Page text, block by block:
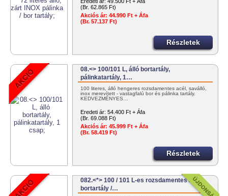
(Br. 62.865 Ft)
Akciós ár: 44.990 Ft + Áfa
(Br. 57.137 Ft)
Részletek
08.<> 100/101 L, álló bortartály,
pálinkatartály, 1…
100 literes, álló hengeres rozsdamentes acél, saválló,
inox merevített - vastagfalú bor és pálinka tartály.
KEDVEZMÉNYES…
Eredeti ár: 54.400 Ft + Áfa
(Br. 69.088 Ft)
Akciós ár: 45.999 Ft + Áfa
(Br. 58.419 Ft)
Részletek
082.<*> 100 / 101 L-es rozsdamentes acél
bortartály /…